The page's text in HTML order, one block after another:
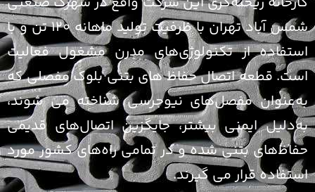
شمس آباد تهران با ظرفیت تولید ماهانه ۱۲۰ تن و با
از تکنولوژی‌های مدرن مشغول فعالیت
قطعه اتصال حفاظ های بتنی بلوک مفصلی که
مفصل‌های نیوجرسی شناخته می شوند،
ایمنی بیشتر، جایگزین اتصال‌های قدیمی
بتنی شده و در تمامی راه‌های کشور مورد
قرار می گیرند.